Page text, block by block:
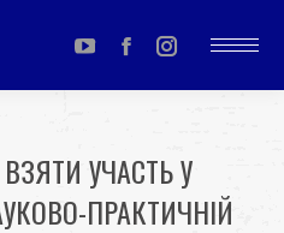
YouTube
page
in
new
Facebook
page
in
new
Instagram
page
in
new
УЧАСТЬ У
ПРАКТИЧНІЙ